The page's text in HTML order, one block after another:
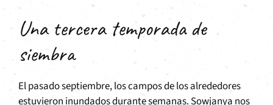
Una tercera temporada de
siembra
El pasado septiembre, los campos de los alrededores
estuvieron inundados durante semanas. Sowjanya nos